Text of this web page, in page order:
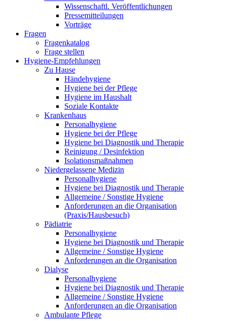
Wissenschaftl. Veröffentlichungen
Pressemitteilungen
Vorträge
Fragen
Fragenkatalog
Frage stellen
Hygiene-Empfehlungen
Zu Hause
Händehygiene
Hygiene bei der Pflege
Hygiene im Haushalt
Soziale Kontakte
Krankenhaus
Personalhygiene
Hygiene bei der Pflege
Hygiene bei Diagnostik und Therapie
Reinigung / Desinfektion
Isolationsmaßnahmen
Niedergelassene Medizin
Personalhygiene
Hygiene bei Diagnostik und Therapie
Allgemeine / Sonstige Hygiene
Anforderungen an die Organisation
(Praxis/Hausbesuch)
Pädiatrie
Personalhygiene
Hygiene bei Diagnostik und Therapie
Allgemeine / Sonstige Hygiene
Anforderungen an die Organisation
Dialyse
Personalhygiene
Hygiene bei Diagnostik und Therapie
Allgemeine / Sonstige Hygiene
Anforderungen an die Organisation
Ambulante Pflege